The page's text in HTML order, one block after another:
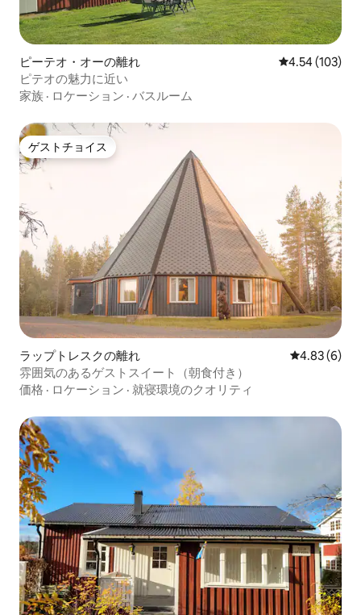
ピーテオ・オーの離れ レビュー103
4.54 (103)
ピテオの魅力に近い
家族 · ロケーション · バスルーム
ゲストチョイス
ゲストチョイス
ラップトレスクの離れ レビュー6
4.83 (6)
雰囲気のあるゲストスイート（朝食付き）
価格 · ロケーション · 就寝環境のクオリティ